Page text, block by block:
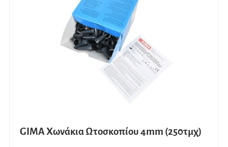
GIMA Χωνάκια Ωτοσκοπίου 4mm (250τμχ)